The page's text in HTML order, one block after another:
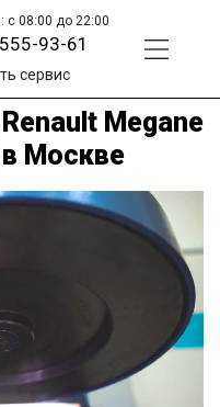
с 08:00 до 22:00
93-61
сервис
Megane
Москве